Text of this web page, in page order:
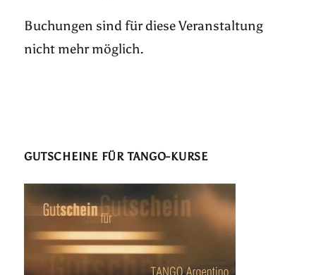
Buchungen sind für diese Veranstaltung
nicht mehr möglich.
GUTSCHEINE FÜR TANGO-KURSE